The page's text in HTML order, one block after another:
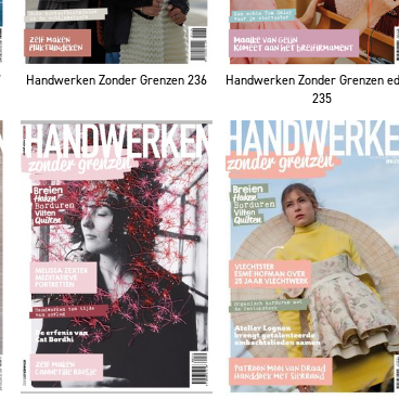
Handwerken Zonder Grenzen 236
Handwerken Zonder Grenzen
235